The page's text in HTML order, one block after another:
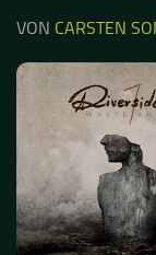
VON CARSTEN